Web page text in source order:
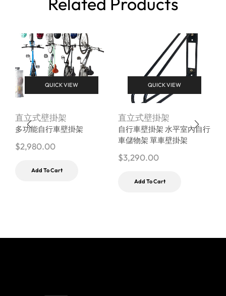
QUICK VIEW
直立式壁掛架
多功能自行車壁掛架
$2,980.00
Add To Cart
QUICK VIEW
直立式壁掛架
自行車壁掛架 水平室內自行
車儲物架 單車壁掛架
$3,290.00
Add To Cart